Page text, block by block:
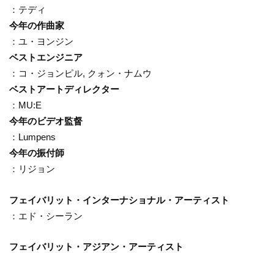
：テディ
今年の作曲家
：ユ・ヨンジン
ベストエンジニア
：コ・ジョンピル, クォン・ナムウ
ベストアートディレクター
：MU:E
今年のビデオ監督
：Lumpens
今年の振付師
：リジョン
フェイバリット・インターナショナル・アーティスト
：エド・シーラン
フェイバリット・アジアン・アーティスト